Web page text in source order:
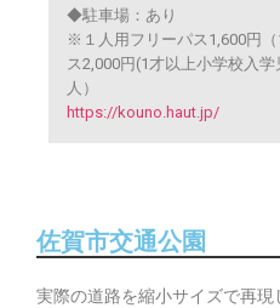
◆駐車場：あり
※１人用フリーパス1,600円
ス2,000円(1才以上小学校入
人）
https://kouno.haut.jp/
佐賀市交通公園
実際の道路を縮小サイズで再